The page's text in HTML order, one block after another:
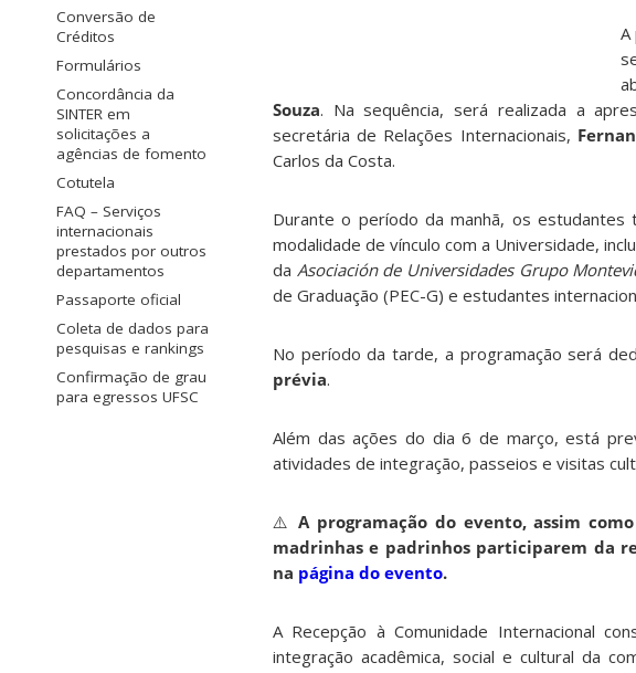
Conversão de
Créditos
Formulários
Concordância da
SINTER em
solicitações a
agências de fomento
Cotutela
FAQ – Serviços
internacionais
prestados por outros
departamentos
Passaporte oficial
Coleta de dados para
pesquisas e rankings
Confirmação de grau
para egressos UFSC
A
Souza. Na sequência, será realizada a
secretária de Relações Internacionais,
Carlos da Costa.
Durante o período da manhã, os estudantes
modalidade de vínculo com a Universidade,
da Asociación de Universidades Grupo
de Graduação (PEC-G) e estudantes
No período da tarde, a programação será
prévia.
Além das ações do dia 6 de março, está
atividades de integração, passeios e visitas
⚠️A programação do evento, assim
madrinhas e padrinhos participarem da
na página do evento.
A Recepção à Comunidade Internacional
integração acadêmica, social e cultural da